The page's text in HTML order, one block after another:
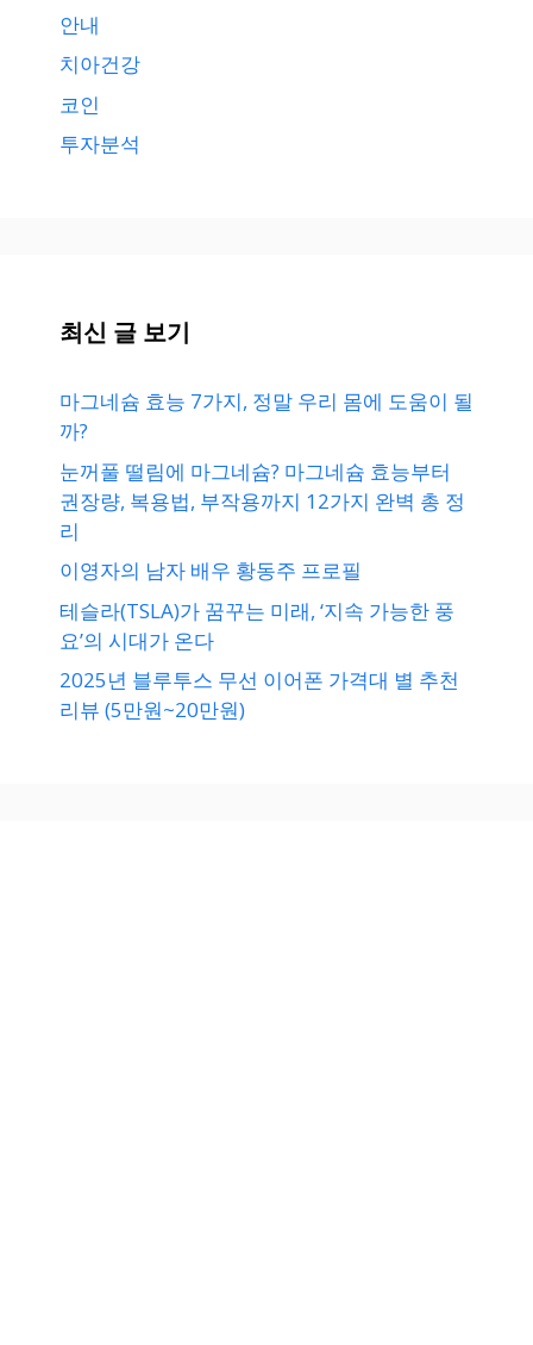
안내
치아건강
코인
투자분석
최신 글 보기
마그네슘 효능 7가지, 정말 우리 몸에 도움이 될
까?
눈꺼풀 떨림에 마그네슘? 마그네슘 효능부터
권장량, 복용법, 부작용까지 12가지 완벽 총 정
리
이영자의 남자 배우 황동주 프로필
테슬라(TSLA)가 꿈꾸는 미래, ‘지속 가능한 풍
요’의 시대가 온다
2025년 블루투스 무선 이어폰 가격대 별 추천
리뷰 (5만원~20만원)